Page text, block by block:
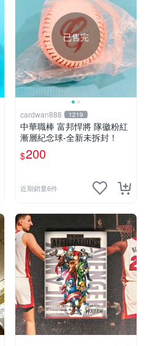
已售完
cardwan888 1219
中華職棒 富邦悍將 隊徽粉紅
漸層紀念球-全新未拆封！
$200
近期銷量6件